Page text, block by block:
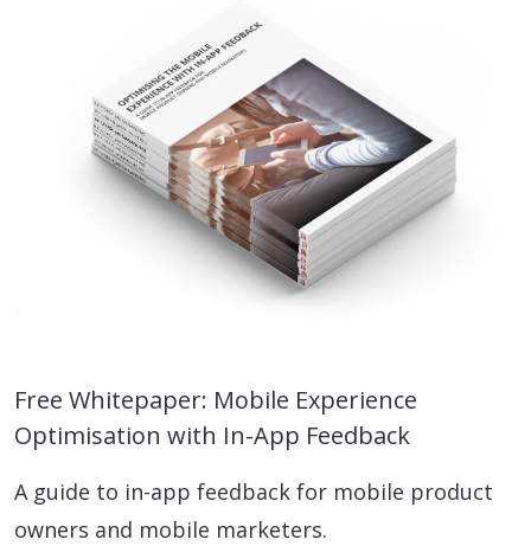
Free Whitepaper: Mobile Experience
Optimisation with In-App Feedback
A guide to in-app feedback for mobile product
owners and mobile marketers.